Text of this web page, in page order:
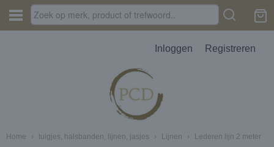
Inloggen Registreren
Home › tuigjes, halsbanden, lijnen, jasjes › Lijnen › Lederen lijn 2 meter